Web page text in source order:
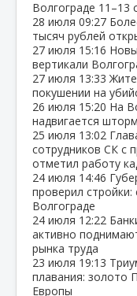
Волгограде 11–13
28 июля 09:27
тысяч рублей
27 июля 15:16
вертикали
27 июля 13:33
покушении на
26 июля 15:20 На
надвигается шторм
25 июля 13:02
сотрудников СК с
отметил работу
24 июля 14:46
проверил
Волгограде
24 июля 12:22
активно
рынка труда
23 июля 19:13
плавания: золото
Европы